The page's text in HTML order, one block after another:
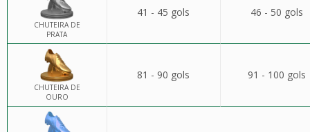
CHUTEIRA DE
PRATA
41 - 45 gols 46 - 50 gols
CHUTEIRA DE
OURO
81 - 90 gols 91 - 100 gols